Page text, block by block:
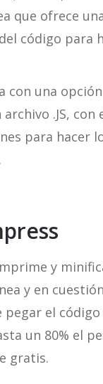
que ofrece
código para
con una
.JS, con
para hacer
y
y en
pegar el
un 80% el
gratis.